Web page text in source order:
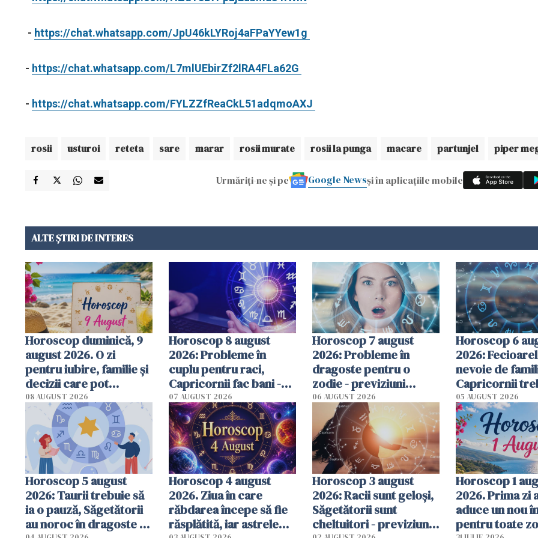
- https://chat.whatsapp.com/JpU46kLYRoj4aFPaYYew1g
- https://chat.whatsapp.com/L7mlUEbirZf2lRA4FLa62G
- https://chat.whatsapp.com/FYLZZfReaCkL51adqmoAXJ
rosii usturoi reteta sare marar rosii murate rosii la punga macare partunjel piper
Urmăriți-ne și pe Google Newsși în aplicațiile mobile
ALTE ȘTIRI DE INTERES
Horoscop duminică, 9
august 2026. O zi
pentru iubire, familie și
decizii care pot
schimba direcția
următoarelor
săptămâni
08 AUGUST 2026
Horoscop 8 august
2026: Probleme în
cuplu pentru raci,
Capricornii fac bani -
previziuni complete
07 AUGUST 2026
Horoscop 7 august
2026: Probleme în
dragoste pentru o
zodie - previziuni
complete
06 AUGUST 2026
Horoscop 6
2026:
nevoie de
Capricornii
gestioneze
previziuni
05 AUGUST 2026
Horoscop 5 august
2026: Taurii trebuie să
ia o pauză, Săgetătorii
au noroc în dragoste -
Horoscop 4 august
2026. Ziua în care
răbdarea începe să fie
răsplătită, iar astrele
Horoscop 3 august
2026: Racii sunt geloși,
Săgetătorii sunt
cheltuitori - previziuni
Horoscop 1
2026. Prima zi
aduce un nou
pentru toate